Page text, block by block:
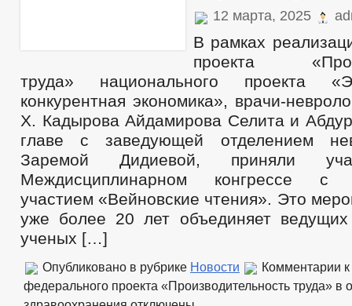
12 марта, 2025
В рамках
проекта
труда» национального проекта
конкурентная экономика», врачи-
Х. Кадырова Айдамирова Селита и
главе с заведующей отделением
Заремой Дидиевой, приняли
Междисциплинарном конгрессе с
участием «Вейновские чтения». Это
уже более 20 лет объединяет ведущих
ученых […]
Опубликовано в рубрике Новости Комментарии
федерального проекта «Производительность труда» в